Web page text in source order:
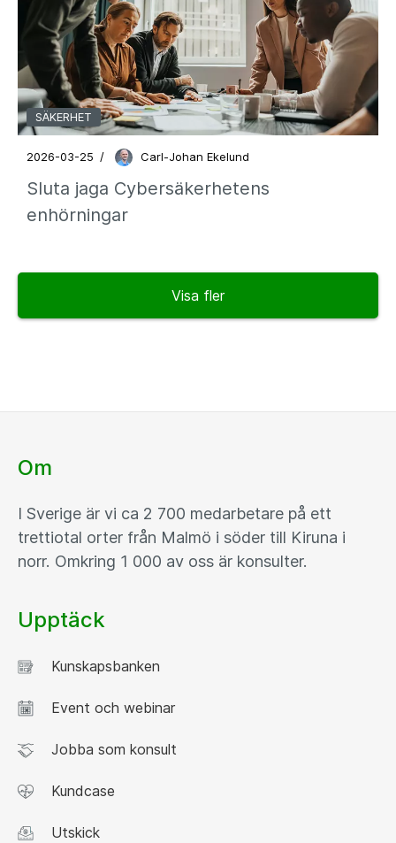
SÄKERHET
2026-03-25 / Carl-Johan Ekelund
Sluta jaga Cybersäkerhetens
enhörningar
Visa fler
Om
I Sverige är vi ca 2 700 medarbetare på ett
trettiotal orter från Malmö i söder till Kiruna i
norr. Omkring 1 000 av oss är konsulter.
Upptäck
Kunskapsbanken
Event och webinar
Jobba som konsult
Kundcase
Utskick